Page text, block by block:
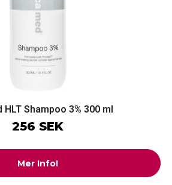
HLT Shampoo 3% 300 ml
256 SEK
Mer Info!